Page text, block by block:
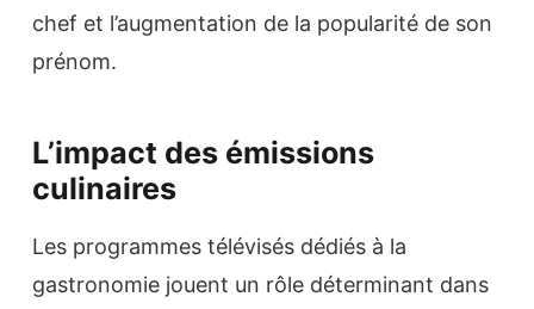
chef et l’augmentation de la popularité de son
prénom.
L’impact des émissions
culinaires
Les programmes télévisés dédiés à la
gastronomie jouent un rôle déterminant dans